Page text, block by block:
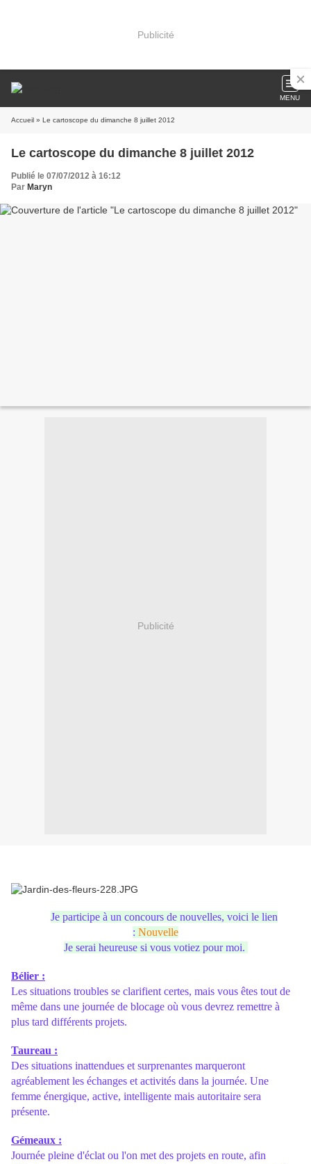
Publicité
MENU
Accueil » Le cartoscope du dimanche 8 juillet 2012
Le cartoscope du dimanche 8 juillet 2012
Publié le 07/07/2012 à 16:12
Par Maryn
Publicité
Je participe à un concours de nouvelles, voici le lien
: Nouvelle
Je serai heureuse si vous votiez pour moi.
Bélier :
Les situations troubles se clarifient certes, mais vous êtes tout de
même dans une journée de blocage où vous devrez remettre à
plus tard différents projets.
Taureau :
Des situations inattendues et surprenantes marqueront
agréablement les échanges et activités dans la journée. Une
femme énergique, active, intelligente mais autoritaire sera
présente.
Gémeaux :
Journée pleine d'éclat ou l'on met des projets en route, afin